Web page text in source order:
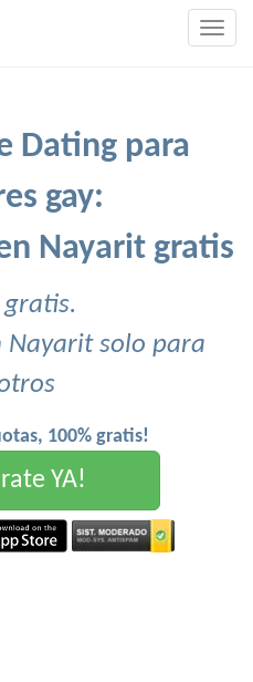
Dating para
gay:
Nayarit gratis
gratis.
Nayarit solo para
100% gratis!
YA!